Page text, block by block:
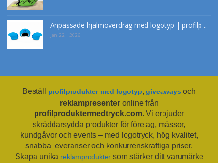
Anpassade hjälmöverdrag med logotyp | profilp ..
Jan 22 - 2026
Beställ profilprodukter med logotyp, giveaways och
reklampresenteronline från
profilproduktermedtryck.com. Vi erbjuder
skräddarsydda produkter för företag, mässor,
kundgåvor och events – med logotryck, hög kvalitet,
snabba leveranser och konkurrenskraftiga priser.
Skapa unika reklamproduktersom stärker ditt varumärke